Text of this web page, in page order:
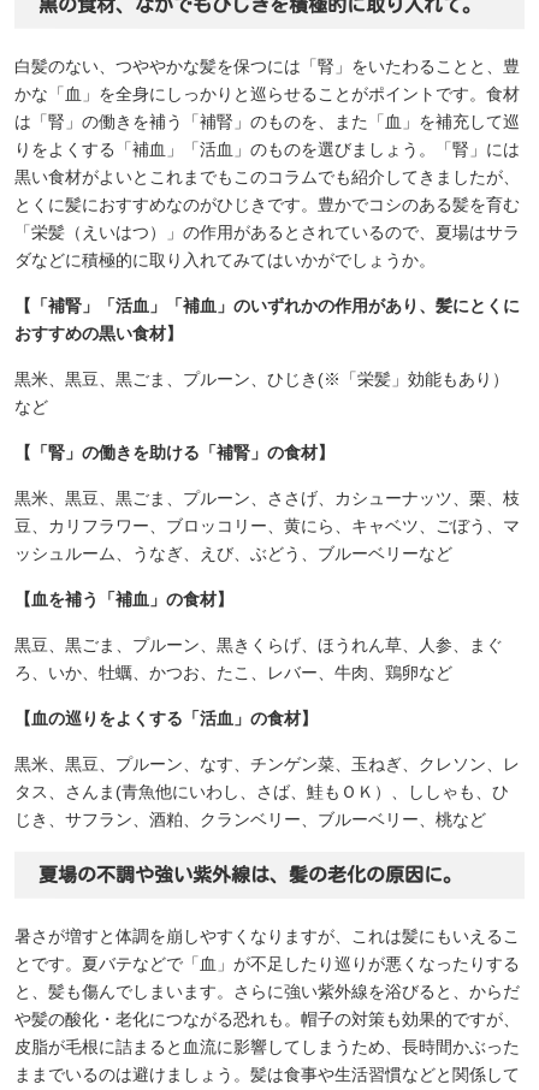
黒の食材、なかでもひじきを積極的に取り入れて。
白髪のない、つややかな髪を保つには「腎」をいたわることと、豊
かな「血」を全身にしっかりと巡らせることがポイントです。食材
は「腎」の働きを補う「補腎」のものを、また「血」を補充して巡
りをよくする「補血」「活血」のものを選びましょう。「腎」には
黒い食材がよいとこれまでもこのコラムでも紹介してきましたが、
とくに髪におすすめなのがひじきです。豊かでコシのある髪を育む
「栄髪（えいはつ）」の作用があるとされているので、夏場はサラ
ダなどに積極的に取り入れてみてはいかがでしょうか。
【「補腎」「活血」「補血」のいずれかの作用があり、髪にとくに
おすすめの黒い食材】
黒米、黒豆、黒ごま、プルーン、ひじき(※「栄髪」効能もあり）
など
【「腎」の働きを助ける「補腎」の食材】
黒米、黒豆、黒ごま、プルーン、ささげ、カシューナッツ、栗、枝
豆、カリフラワー、ブロッコリー、黄にら、キャベツ、ごぼう、マ
ッシュルーム、うなぎ、えび、ぶどう、ブルーベリーなど
【血を補う「補血」の食材】
黒豆、黒ごま、プルーン、黒きくらげ、ほうれん草、人参、まぐ
ろ、いか、牡蠣、かつお、たこ、レバー、牛肉、鶏卵など
【血の巡りをよくする「活血」の食材】
黒米、黒豆、プルーン、なす、チンゲン菜、玉ねぎ、クレソン、レ
タス、さんま(青魚他にいわし、さば、鮭もＯＫ）、ししゃも、ひ
じき、サフラン、酒粕、クランベリー、ブルーベリー、桃など
夏場の不調や強い紫外線は、髪の老化の原因に。
暑さが増すと体調を崩しやすくなりますが、これは髪にもいえるこ
とです。夏バテなどで「血」が不足したり巡りが悪くなったりする
と、髪も傷んでしまいます。さらに強い紫外線を浴びると、からだ
や髪の酸化・老化につながる恐れも。帽子の対策も効果的ですが、
皮脂が毛根に詰まると血流に影響してしまうため、長時間かぶった
ままでいるのは避けましょう。髪は食事や生活習慣などと関係して